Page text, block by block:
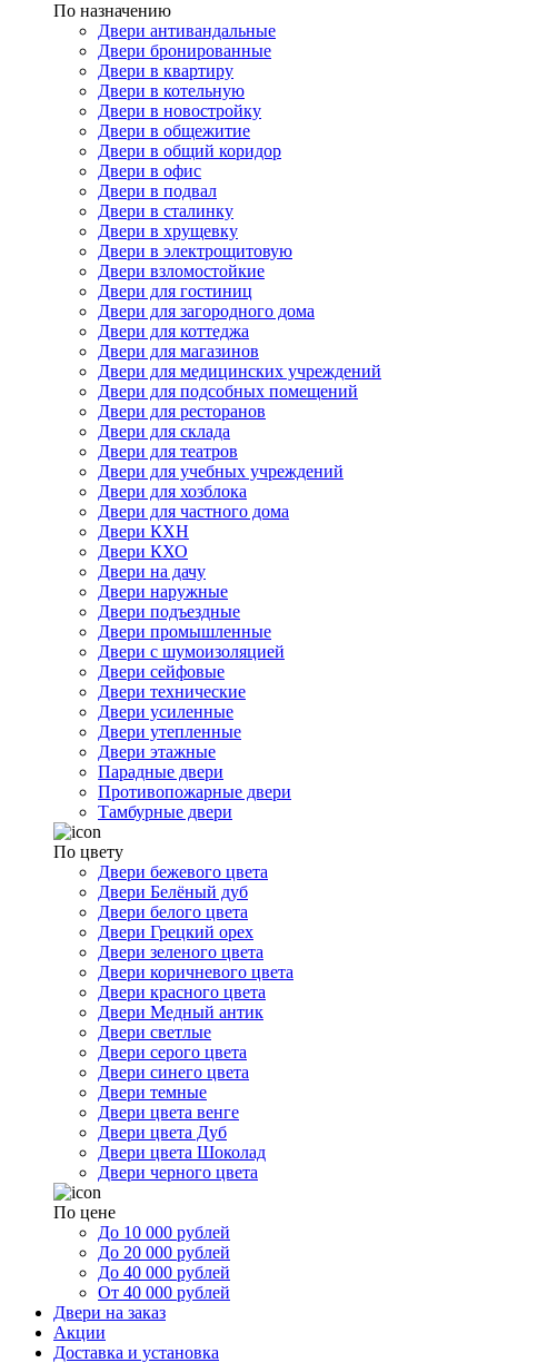
По назначению
Двери антивандальные
Двери бронированные
Двери в квартиру
Двери в котельную
Двери в новостройку
Двери в общежитие
Двери в общий коридор
Двери в офис
Двери в подвал
Двери в сталинку
Двери в хрущевку
Двери в электрощитовую
Двери взломостойкие
Двери для гостиниц
Двери для загородного дома
Двери для коттеджа
Двери для магазинов
Двери для медицинских учреждений
Двери для подсобных помещений
Двери для ресторанов
Двери для склада
Двери для театров
Двери для учебных учреждений
Двери для хозблока
Двери для частного дома
Двери КХН
Двери КХО
Двери на дачу
Двери наружные
Двери подъездные
Двери промышленные
Двери с шумоизоляцией
Двери сейфовые
Двери технические
Двери усиленные
Двери утепленные
Двери этажные
Парадные двери
Противопожарные двери
Тамбурные двери
По цвету
Двери бежевого цвета
Двери Белёный дуб
Двери белого цвета
Двери Грецкий орех
Двери зеленого цвета
Двери коричневого цвета
Двери красного цвета
Двери Медный антик
Двери светлые
Двери серого цвета
Двери синего цвета
Двери темные
Двери цвета венге
Двери цвета Дуб
Двери цвета Шоколад
Двери черного цвета
По цене
До 10 000 рублей
До 20 000 рублей
До 40 000 рублей
От 40 000 рублей
Двери на заказ
Акции
Доставка и установка